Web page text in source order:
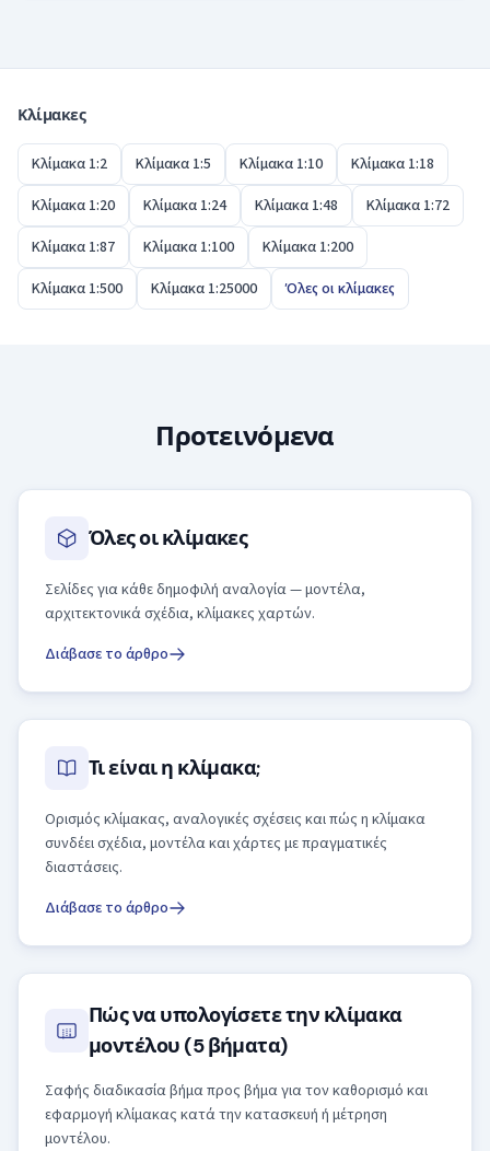
αφήνει αρκετό χώρο για καθαρή διαστασιολόγηση
η 1:100, για λεπτομέρειες κατασκευής η 1:20 ή η 1:10.
Κλίμακες
Κλίμακα 1:2 Κλίμακα 1:5 Κλίμακα 1:10
Κλίμακα 1:18
Κλίμακα 1:20
Κλίμακα 1:24 Κλίμακα 1:48
Κλίμακα 1:72
Κλίμακα 1:87
Κλίμακα 1:100
Κλίμακα 1:200
Κλίμακα 1:500
Κλίμακα 1:25000 Όλες οι κλίμακες
Προτεινόμενα
Όλες οι κλίμακες
Σελίδες για κάθε δημοφιλή αναλογία — μοντέλα,
αρχιτεκτονικά σχέδια, κλίμακες χαρτών.
Διάβασε το άρθρο
Τι είναι η κλίμακα;
Ορισμός κλίμακας, αναλογικές σχέσεις και πώς η κλίμακα
συνδέει σχέδια, μοντέλα και χάρτες με πραγματικές
διαστάσεις.
Διάβασε το άρθρο
Πώς να υπολογίσετε την κλίμακα
μοντέλου (5 βήματα)
Σαφής διαδικασία βήμα προς βήμα για τον καθορισμό και
εφαρμογή κλίμακας κατά την κατασκευή ή μέτρηση
μοντέλου.